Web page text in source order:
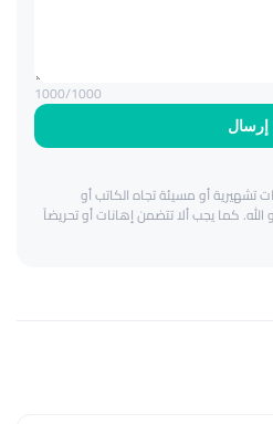
إرسال
1000/1000
تشهيرية أو مسيئة تجاه الكاتب أو
كما يجب ألا تتضمن إهانات أو تحريضاً